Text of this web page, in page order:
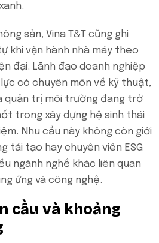
sản, Vina T&T cũng ghi
khi vận hành nhà máy theo
đại. Lãnh đạo doanh nghiệp
có chuyên môn về kỹ thuật,
quản trị môi trường đang trở
trong xây dựng hệ sinh thái
Nhu cầu này không còn giới
tái tạo hay chuyên viên ESG
ngành nghề khác liên quan
ứng và công nghệ.
cầu và khoảng